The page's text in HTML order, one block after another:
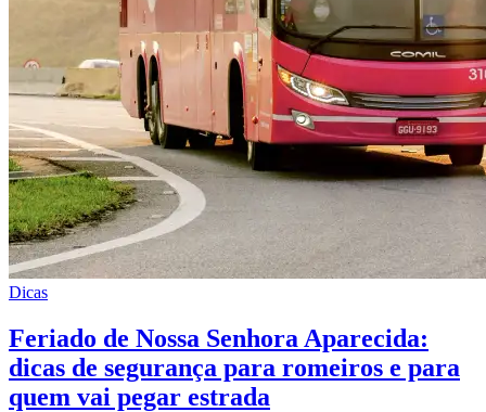
Dicas
Feriado de Nossa Senhora Aparecida:
dicas de segurança para romeiros e para
quem vai pegar estrada